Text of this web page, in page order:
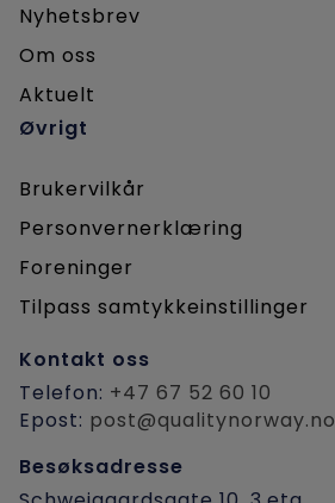
Kontakt oss
Telefon: +47 67 52 60 10
Epost: post@qualitynorway.no
Besøksadresse
Nyhetsbrev
Om oss
Aktuelt
Øvrigt
Brukervilkår
Personvernerklæring
Foreninger
Tilpass samtykkeinstillinger